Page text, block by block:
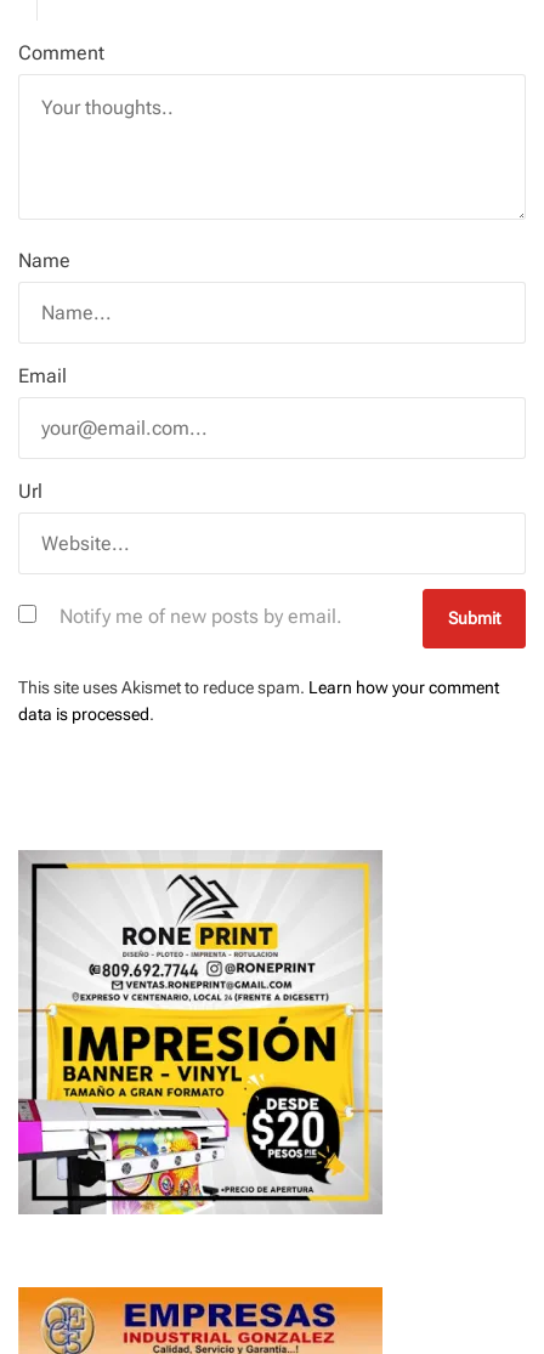
Comment
Name
Email
Url
Notify me of new posts by email.
This site uses Akismet to reduce spam. Learn how your comment
data is processed.